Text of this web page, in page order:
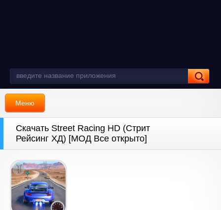
Меню
Скачать Street Racing HD (Стрит
Рейсинг ХД) [МОД Все открыто]